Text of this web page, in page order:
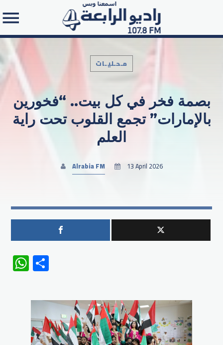
Search in the website:
مـحـليـات
بصمة فخر في كل بيت.. “فخورين
بالإمارات” تجمع القلوب تحت راية
العلم
Alrabia FM 13 April 2026
WhatsApp